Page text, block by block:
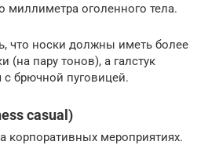
миллиметра оголенного тела.
что носки должны иметь более
(на пару тонов), а галстук
брючной пуговицей.
casual)
корпоративных мероприятиях.